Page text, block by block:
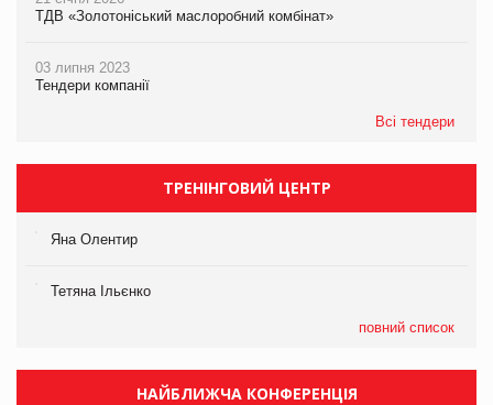
ТДВ «Золотоніський маслоробний комбінат»
03 липня 2023
Тендери компанії
Всі тендери
ТРЕНІНГОВИЙ ЦЕНТР
Яна Олентир
Тетяна Ільєнко
повний список
НАЙБЛИЖЧА КОНФЕРЕНЦІЯ